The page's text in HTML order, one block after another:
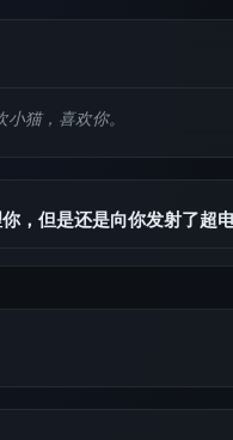
猫，喜欢你。
，但是还是向你发射了超电